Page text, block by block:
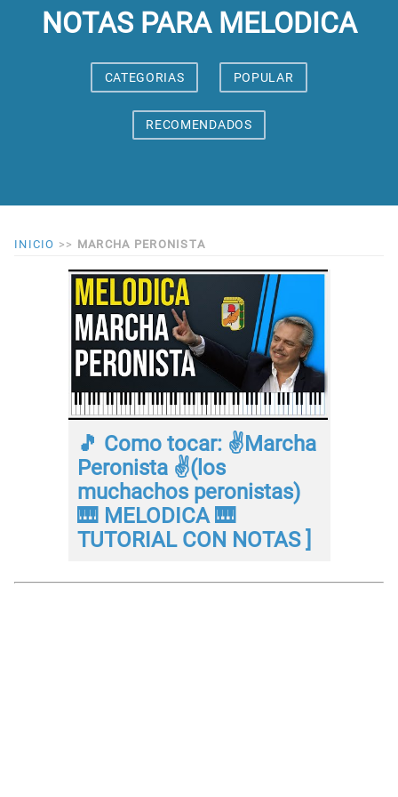
NOTAS PARA MELODICA
CATEGORIAS POPULAR
RECOMENDADOS
INICIO >> MARCHA PERONISTA
🎵 Como tocar: ✌Marcha
Peronista ✌(los
muchachos peronistas)
🎹 MELODICA 🎹
TUTORIAL CON NOTAS ]